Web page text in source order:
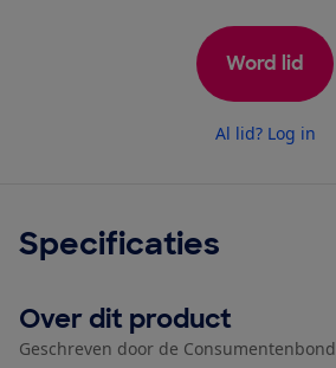
Word lid
Al lid? Log in
Specificaties
Over dit product
Geschreven door de Consumentenbond